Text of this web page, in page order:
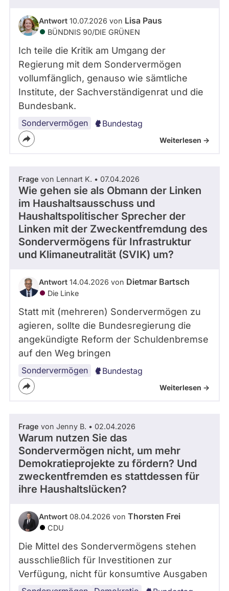
Antwort 10.07.2026 von Lisa Paus
BÜNDNIS 90/­DIE GRÜNEN
Ich teile die Kritik am Umgang der
Regierung mit dem Sondervermögen
vollumfänglich, genauso wie sämtliche
Institute, der Sachverständigenrat und die
Bundesbank.
Sondervermögen Bundestag
Weiterlesen ->
Frage von Lennart K. • 07.04.2026
Wie gehen sie als Obmann der Linken
im Haushaltsausschuss und
Haushaltspolitischer Sprecher der
Linken mit der Zweckentfremdung des
Sondervermögens für Infrastruktur
und Klimaneutralität (SVIK) um?
Antwort 14.04.2026 von Dietmar Bartsch
Die Linke
Statt mit (mehreren) Sondervermögen zu
agieren, sollte die Bundesregierung die
angekündigte Reform der Schuldenbremse
auf den Weg bringen
Sondervermögen Bundestag
Weiterlesen ->
Frage von Jenny B. • 02.04.2026
Warum nutzen Sie das
Sondervermögen nicht, um mehr
Demokratieprojekte zu fördern? Und
zweckentfremden es stattdessen für
ihre Haushaltslücken?
Antwort 08.04.2026 von Thorsten Frei
CDU
Die Mittel des Sondervermögens stehen
ausschließlich für Investitionen zur
Verfügung, nicht für konsumtive Ausgaben